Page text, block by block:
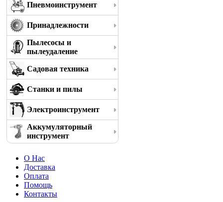
Пневмоинструмент
Принадлежности
Пылесосы и
пылеудаление
Садовая техника
Станки и пилы
Электроинструмент
Аккумуляторный
инструмент
О Нас
Доставка
Оплата
Помощь
Контакты